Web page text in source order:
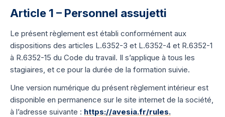
Article 1 – Personnel assujetti
Le présent règlement est établi conformément aux
dispositions des articles L.6352-3 et L.6352-4 et R.6352-1
à R.6352-15 du Code du travail. Il s’applique à tous les
stagiaires, et ce pour la durée de la formation suivie.
Une version numérique du présent règlement intérieur est
disponible en permanence sur le site internet de la société,
à l’adresse suivante : https://avesia.fr/rules.